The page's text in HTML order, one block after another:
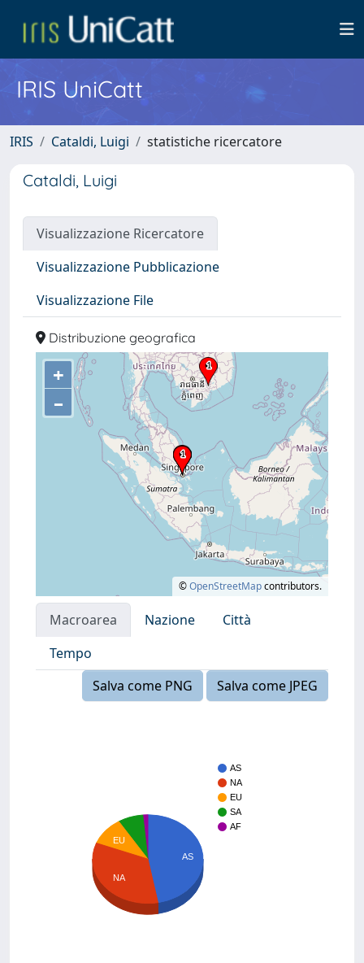
IRIS UniCatt
IRIS Cataldi, Luigi statistiche ricercatore
Cataldi, Luigi
Visualizzazione Ricercatore
Visualizzazione Pubblicazione
Visualizzazione File
Distribuzione geografica
+
–
©OpenStreetMapcontributors.
Macroarea Nazione
Città
Tempo
Salva come PNG
Salva come JPEG
AS
NA
EU
SA
AF
AS
EU
NA